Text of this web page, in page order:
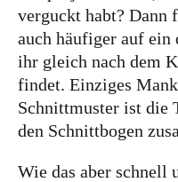
verguckt habt?
auch häufiger auf ein
ihr gleich nach dem
findet. Einziges
Schnittmuster ist die
den Schnittbogen
Wie das aber schnell